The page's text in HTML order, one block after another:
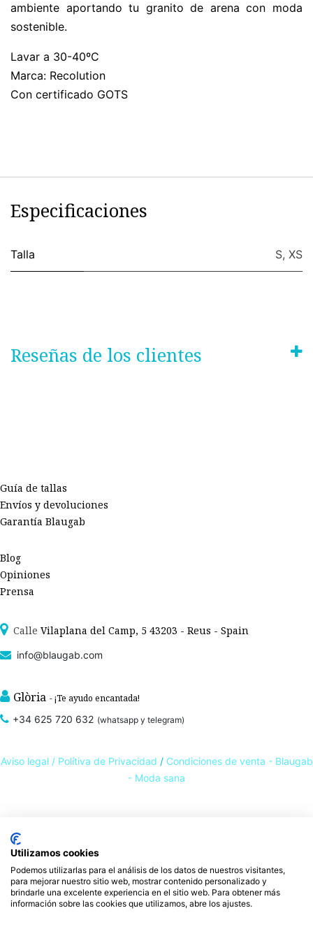
ambiente aportando tu granito de arena con moda
sostenible.
Lavar a 30-40ºC
Marca: Recolution
Con certificado GOTS
Especificaciones
Talla S, XS
Reseñas de los clientes
Guía de tallas
Envíos y devoluciones
Garantía Blaugab
Blog
Opiniones
Prensa
Calle Vilaplana del Camp, 5 43203 - Reus - Spain
info@blaugab.com
Glòria - ¡Te ayudo encantada!
+34 625 720 632 (whatsapp y telegram)
Aviso legal / Polítiva de Privacidad / Condiciones de venta - Blaugab
- Moda sana
ropa interior de algodón orgánico,
sostenibles con certificado GOTS
Expertos en ropa para piel sensible, ropa para piel delicada y enfermedades
ambientales. Ropa interior sostenible.
Utilizamos cookies
Podemos utilizarlas para el análisis de los datos de nuestros visitantes,
para mejorar nuestro sitio web, mostrar contenido personalizado y
brindarle una excelente experiencia en el sitio web. Para obtener más
información sobre las cookies que utilizamos, abre los ajustes.